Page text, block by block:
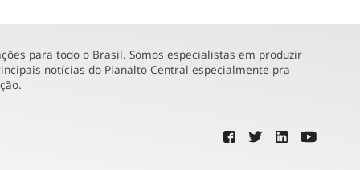
para todo o Brasil. Somos especialistas em produzir
notícias do Planalto Central especialmente pra